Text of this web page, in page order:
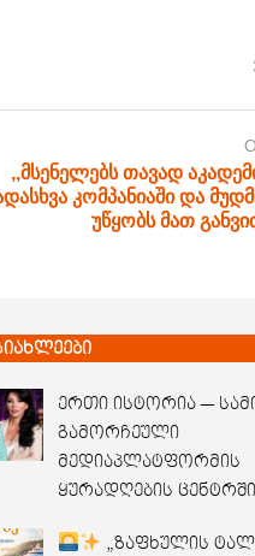
,,მსენელებს თავად
კომპანიაში და
უწყობს მათ
ერთი ისტორია —
გამორჩეული
მედიაპლატფორმის
ყურადღების
„ზაფხულის